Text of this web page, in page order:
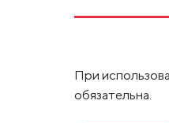
При
обязательна.